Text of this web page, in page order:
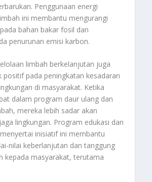
Penggunaan energi
ini membantu mengurangi
bahan bakar fosil dan
penurunan emisi karbon.
limbah berkelanjutan juga
positif pada peningkatan kesadaran
di masyarakat. Ketika
dalam program daur ulang dan
mereka lebih sadar akan
lingkungan. Program edukasi dan
inisiatif ini membantu
nilai keberlanjutan dan tanggung
kepada masyarakat, terutama